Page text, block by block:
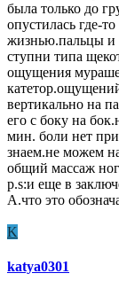
была только до
опустилась где-
жизнью.пальцы и
ступни типа
ощущения
вертикально на
его с боку на
мин. боли нет
знаем.не можем
общий массаж
p.s:и еще в
A.что это
K
katya0301